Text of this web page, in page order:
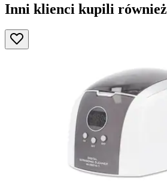
Inni klienci kupili również